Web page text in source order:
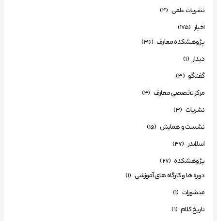
نشریات علمی (4)
اخبار (175)
پژوهشکده معارف (36)
دیدار (1)
گفتگو (3)
مرکز تخصصی معارف (4)
نشریات (3)
نشست و همایش (15)
اسلایدر (47)
پژوهشکده (27)
دوره ها و کارگاه های آموزشی (1)
منشورات (1)
تاریخ کلام (1)